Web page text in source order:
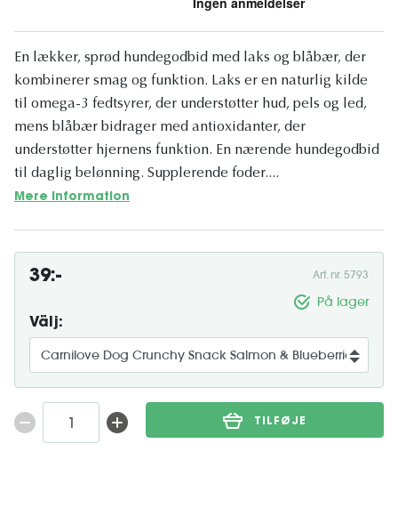
En lækker, sprød hundegodbid med laks og blåbær, der
kombinerer smag og funktion. Laks er en naturlig kilde
til omega-3 fedtsyrer, der understøtter hud, pels og led,
mens blåbær bidrager med antioxidanter, der
understøtter hjernens funktion. En nærende hundegodbid
til daglig belønning. Supplerende foder....
Mere information
39:- Art. nr. 5793
På lager
Välj:
TILFØJE